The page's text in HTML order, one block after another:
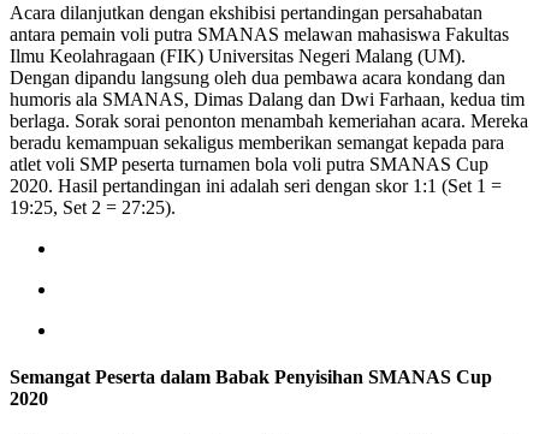
Acara dilanjutkan dengan ekshibisi pertandingan persahabatan
antara pemain voli putra SMANAS melawan mahasiswa Fakultas
Ilmu Keolahragaan (FIK) Universitas Negeri Malang (UM).
Dengan dipandu langsung oleh dua pembawa acara kondang dan
humoris ala SMANAS, Dimas Dalang dan Dwi Farhaan, kedua tim
berlaga. Sorak sorai penonton menambah kemeriahan acara. Mereka
beradu kemampuan sekaligus memberikan semangat kepada para
atlet voli SMP peserta turnamen bola voli putra SMANAS Cup
2020. Hasil pertandingan ini adalah seri dengan skor 1:1 (Set 1 =
19:25, Set 2 = 27:25).
Semangat Peserta dalam Babak Penyisihan SMANAS Cup
2020